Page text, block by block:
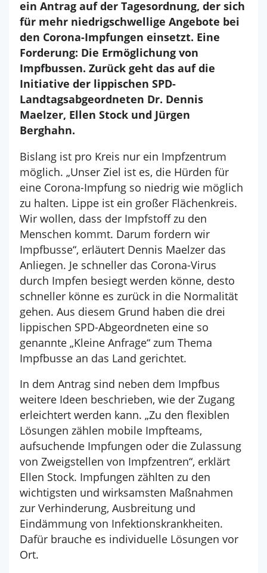
ein Antrag auf der Tagesordnung, der sich
für mehr niedrigschwellige Angebote bei
den Corona-Impfungen einsetzt. Eine
Forderung: Die Ermöglichung von
Impfbussen. Zurück geht das auf die
Initiative der lippischen SPD-
Landtagsabgeordneten Dr. Dennis
Maelzer, Ellen Stock und Jürgen
Berghahn.
Bislang ist pro Kreis nur ein Impfzentrum
möglich. „Unser Ziel ist es, die Hürden für
eine Corona-Impfung so niedrig wie möglich
zu halten. Lippe ist ein großer Flächenkreis.
Wir wollen, dass der Impfstoff zu den
Menschen kommt. Darum fordern wir
Impfbusse“, erläutert Dennis Maelzer das
Anliegen. Je schneller das Corona-Virus
durch Impfen besiegt werden könne, desto
schneller könne es zurück in die Normalität
gehen. Aus diesem Grund haben die drei
lippischen SPD-Abgeordneten eine so
genannte „Kleine Anfrage“ zum Thema
Impfbusse an das Land gerichtet.
In dem Antrag sind neben dem Impfbus
weitere Ideen beschrieben, wie der Zugang
erleichtert werden kann. „Zu den flexiblen
Lösungen zählen mobile Impfteams,
aufsuchende Impfungen oder die Zulassung
von Zweigstellen von Impfzentren“, erklärt
Ellen Stock. Impfungen zählten zu den
wichtigsten und wirksamsten Maßnahmen
zur Verhinderung, Ausbreitung und
Eindämmung von Infektionskrankheiten.
Dafür brauche es individuelle Lösungen vor
Ort.